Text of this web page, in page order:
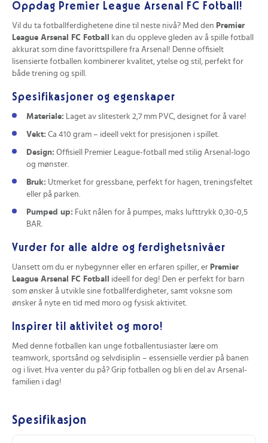
Oppdag Premier League Arsenal FC Fotball!
Vil du ta fotballferdighetene dine til neste nivå? Med den Premier
League Arsenal FC Fotball
kan du oppleve gleden av å spille fotball
akkurat som dine favorittspillere fra Arsenal! Denne offisielt
lisensierte fotballen kombinerer kvalitet, ytelse og stil, perfekt for
både trening og spill.
Spesifikasjoner og egenskaper
Materiale: Laget av slitesterk 2,7 mm PVC, designet for å vare!
Vekt: Ca 410 gram – ideell vekt for presisjonen i spillet.
Design: Offisiell Premier League-fotball med stilig Arsenal-logo
og mønster.
Bruk: Utmerket for gressbane, perfekt for hagen, treningsfeltet
eller på parken.
Pumped up: Fukt nålen for å pumpes, maks lufttrykk 0,30-0,5
BAR.
Vurder for alle aldre og ferdighetsnivåer
Uansett om du er nybegynner eller en erfaren spiller, er Premier
League Arsenal FC Fotball
ideell for deg! Den er perfekt for barn
som ønsker å utvikle sine fotballferdigheter, samt voksne som
ønsker å nyte en tid med moro og fysisk aktivitet.
Inspirer til aktivitet og moro!
Med denne fotballen kan unge fotballentusiaster lære om
teamwork, sportsånd og selvdisiplin – essensielle verdier på banen
og i livet. Hva venter du på? Grip fotballen og bli en del av Arsenal-
familien i dag!
Spesifikasjon